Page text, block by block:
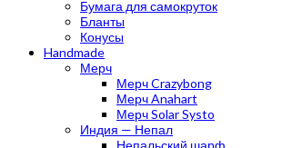
Бумага для самокруток
Бланты
Конусы
Handmade
Мерч
Мерч Crazybong
Мерч Anahart
Мерч Solar Systo
Индия — Непал
Непальский шарф